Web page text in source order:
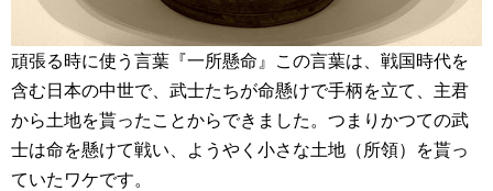
頑張る時に使う言葉『一所懸命』この言葉は、戦国時代を
含む日本の中世で、武士たちが命懸けで手柄を立て、主君
から土地を貰ったことからできました。つまりかつての武
士は命を懸けて戦い、ようやく小さな土地（所領）を貰っ
ていたワケです。